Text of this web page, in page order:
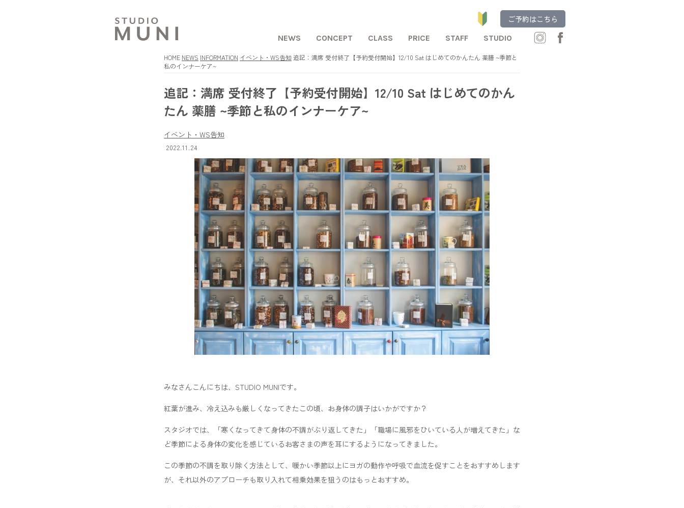
ご予約はこちら
NEWS CONCEPT CLASS PRICE STAFF STUDIO
HOME NEWS INFORMATION イベント・WS告知 追記：満席 受付終了【予約受付開始】12/10 Sat はじめてのかんたん 薬膳 ~季節と
私のインナーケア~
追記：満席 受付終了【予約受付開始】12/10 Sat はじめてのかん
たん 薬膳 ~季節と私のインナーケア~
イベント・WS告知
2022.11.24
みなさんこんにちは、STUDIO MUNIです。
紅葉が進み、冷え込みも厳しくなってきたこの頃、お身体の調子はいかがですか？
スタジオでは、「寒くなってきて身体の不調がぶり返してきた」「職場に風邪をひいている人が増えてきた」な
ど季節による身体の変化を感じているお客さまの声を耳にするようになってきました。
この季節の不調を取り除く方法として、暖かい季節以上にヨガの動作や呼吸で血流を促すことをおすすめします
が、それ以外のアプローチも取り入れて相乗効果を狙うのはもっとおすすめ。